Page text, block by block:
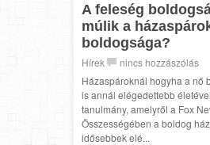
A feleség
múlik a
boldogsága?
Hírek
nincs hozzászólás
Házaspároknál hogyha a nő
is annál elégedettebb
tanulmány, amelyről a Fox
Összességében a boldog
idősebbek elé...